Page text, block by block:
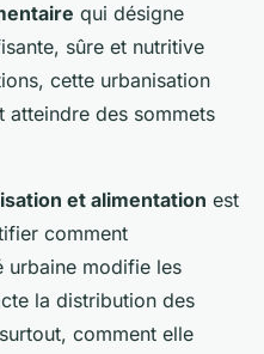
qui désigne
sûre et nutritive
cette urbanisation
atteindre des sommets
et alimentation est
comment
urbaine modifie les
la distribution des
comment elle